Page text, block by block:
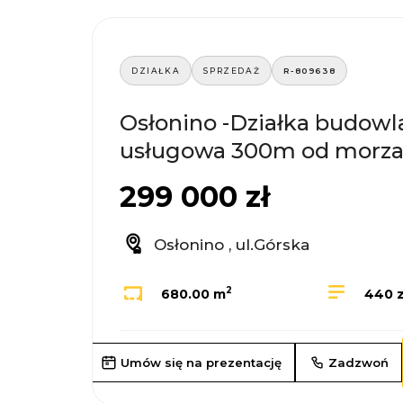
DZIAŁKA SPRZEDAŻ R-809638
Osłonino -Działka
usługowa 300m od
299 000 zł
Osłonino , ul.Górska
680.00 m2 440
Umów się na prezentację Zadzwoń